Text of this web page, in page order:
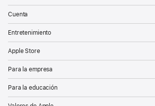
Cuenta
Entretenimiento
Apple Store
Para la empresa
Para la educación